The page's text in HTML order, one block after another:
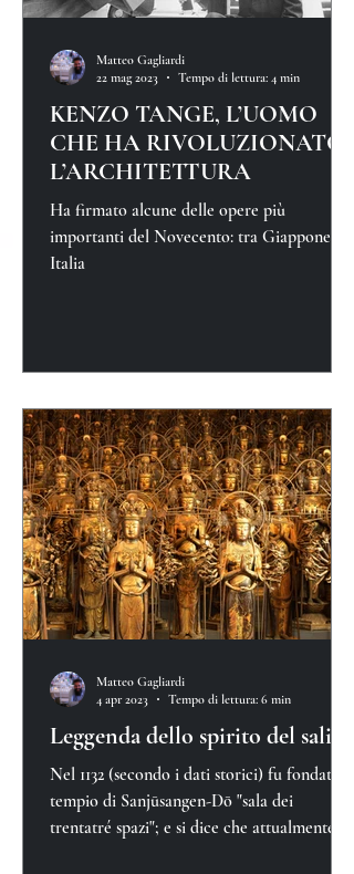
KENZO TANGE, L’UOMO
CHE HA RIVOLUZIONATO
L’ARCHITETTURA
Ha firmato alcune delle opere più
importanti del Novecento: tra Giappone e
Italia
Matteo Gagliardi
22 mag 2023
Tempo di lettura: 4 min
Leggenda dello spirito del salice
Nel 1132 (secondo i dati storici) fu fondato il
tempio di Sanjūsangen-Dō "sala dei
trentatré spazi"; e si dice che attualmente
Matteo Gagliardi
4 apr 2023
Tempo di lettura: 6 min